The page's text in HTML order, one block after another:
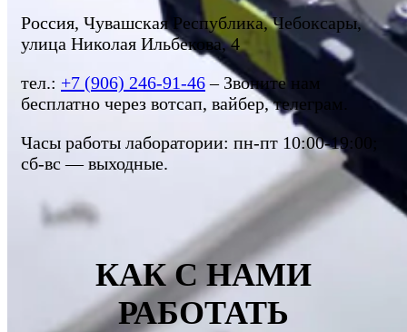
Россия, Чувашская Республика, Чебоксары,
улица Николая Ильбекова, 4
тел.: +7 (906) 246-91-46– Звоните нам
бесплатно через вотсап, вайбер, телеграм.
Часы работы лаборатории: пн-пт 10:00-19:00;
сб-вс — выходные.
КАК С НАМИ
РАБОТАТЬ